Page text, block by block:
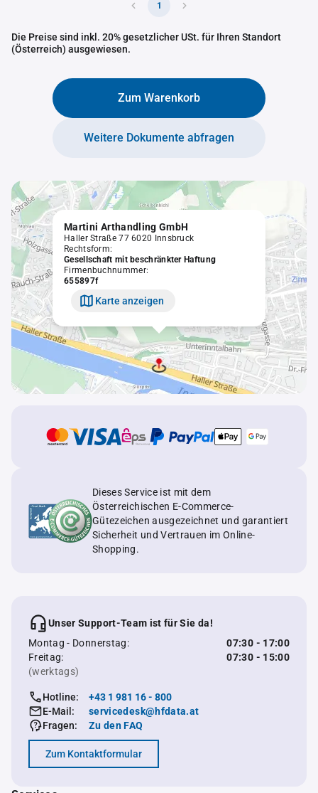
1
Die Preise sind inkl. 20% gesetzlicher USt. für Ihren Standort
(Österreich) ausgewiesen.
Zum Warenkorb
Weitere Dokumente abfragen
Martini Arthandling GmbH
Haller Straße 77 6020 Innsbruck
Rechtsform:
Gesellschaft mit beschränkter Haftung
Firmenbuchnummer:
655897f
Karte anzeigen
Dieses Service ist mit dem
Österreichischen E-Commerce-
Gütezeichen ausgezeichnet und garantiert
Sicherheit und Vertrauen im Online-
Shopping.
Unser Support-Team ist für Sie da!
Montag - Donnerstag:
07:30 - 17:00
Freitag:
07:30 - 15:00
(werktags)
Hotline:
+43 1 981 16 - 800
E-Mail:
servicedesk@hfdata.at
Fragen:
Zu den FAQ
Zum Kontaktformular